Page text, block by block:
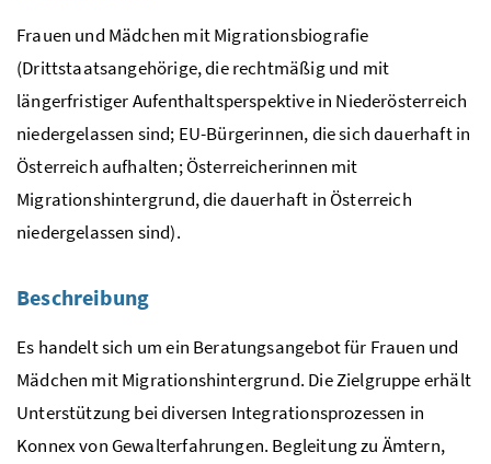
Frauen und Mädchen mit Migrationsbiografie
(Drittstaatsangehörige, die rechtmäßig und mit
längerfristiger Aufenthaltsperspektive in Niederösterreich
niedergelassen sind; EU-Bürgerinnen, die sich dauerhaft in
Österreich aufhalten; Österreicherinnen mit
Migrationshintergrund, die dauerhaft in Österreich
niedergelassen sind).
Beschreibung
Es handelt sich um ein Beratungsangebot für Frauen und
Mädchen mit Migrationshintergrund. Die Zielgruppe erhält
Unterstützung bei diversen Integrationsprozessen in
Konnex von Gewalterfahrungen. Begleitung zu Ämtern,